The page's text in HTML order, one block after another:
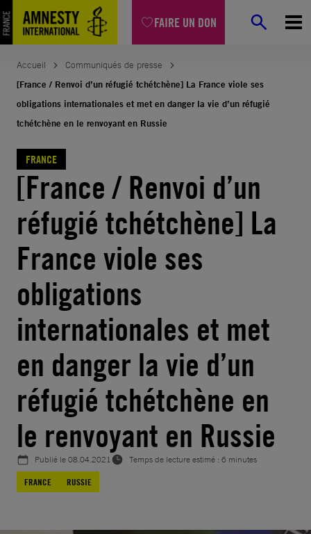
FAIRE UN DON
Aller
au
contenu
Accueil
Communiqués de presse
[France / Renvoi d’un réfugié tchétchène] La France viole ses
obligations internationales et met en danger la vie d’un réfugié
tchétchène en le renvoyant en Russie
FRANCE
[France / Renvoi d’un
réfugié tchétchène] La
France viole ses
obligations
internationales et met
en danger la vie d’un
réfugié tchétchène en
le renvoyant en Russie
Publié le08.04.2021
Temps de lecture estimé : 6 minutes
FRANCE
RUSSIE